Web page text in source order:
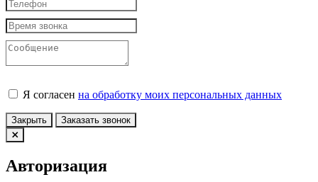
Я согласен на обработку моих персональных данных
Закрыть Заказать звонок
Авторизация